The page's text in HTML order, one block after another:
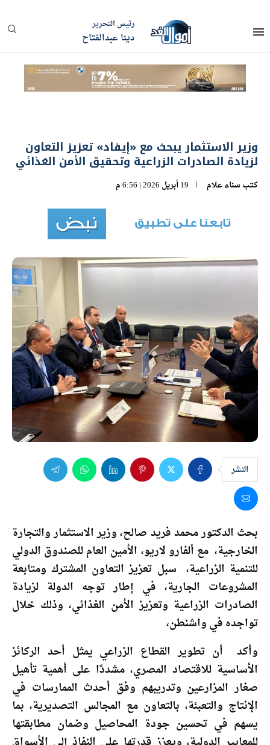
رئيس التحرير
دينا عبدالفتاح
وزير الاستثمار يبحث مع «إيفاد» تعزيز التعاون
لزيادة الصادرات الزراعية وتحقيق الأمن الغذائي
كتب سناء علام 19 أبريل 2026 | 6:56 م
النشر
بحث الدكتور محمد فريد صالح، وزير الاستثمار والتجارة
الخارجية، مع ألفارو لاريو، الأمين العام للصندوق الدولي
للتنمية الزراعية، سبل تعزيز التعاون المشترك ومتابعة
المشروعات الجارية، في إطار توجه الدولة لزيادة
الصادرات الزراعية وتعزيز الأمن الغذائي، وذلك خلال
تواجده في واشنطن،
وأكد أن تطوير القطاع الزراعي يمثل أحد الركائز
الأساسية للاقتصاد المصري، مشددًا على أهمية تأهيل
صغار المزارعين وتدريبهم وفق أحدث الممارسات في
الإنتاج والتعبئة، بالتعاون مع المجالس التصديرية، بما
يسهم في تحسين جودة المحاصيل وضمان مطابقتها